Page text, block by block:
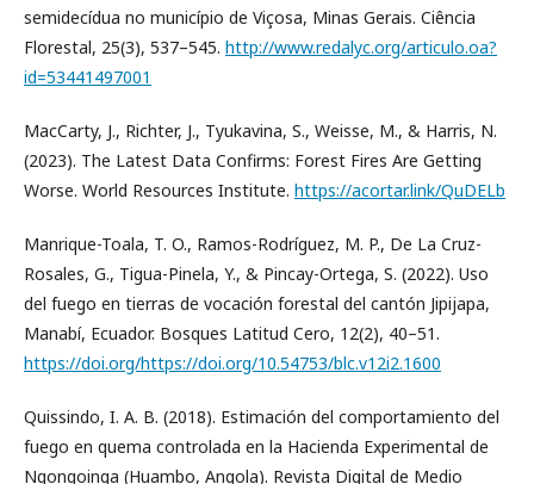
semidecídua no município de Viçosa, Minas Gerais. Ciência
Florestal, 25(3), 537–545. http://www.redalyc.org/articulo.oa?
id=53441497001
MacCarty, J., Richter, J., Tyukavina, S., Weisse, M., & Harris, N.
(2023). The Latest Data Confirms: Forest Fires Are Getting
Worse. World Resources Institute. https://acortar.link/QuDELb
Manrique-Toala, T. O., Ramos-Rodríguez, M. P., De La Cruz-
Rosales, G., Tigua-Pinela, Y., & Pincay-Ortega, S. (2022). Uso
del fuego en tierras de vocación forestal del cantón Jipijapa,
Manabí, Ecuador. Bosques Latitud Cero, 12(2), 40–51.
https://doi.org/https://doi.org/10.54753/blc.v12i2.1600
Quissindo, I. A. B. (2018). Estimación del comportamiento del
fuego en quema controlada en la Hacienda Experimental de
Ngongoinga (Huambo, Angola). Revista Digital de Medio